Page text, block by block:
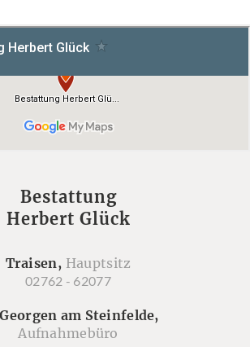
Bestattung
Herbert Glück
Traisen, Hauptsitz
02762 - 62077
am Steinfelde,
Aufnahmebüro